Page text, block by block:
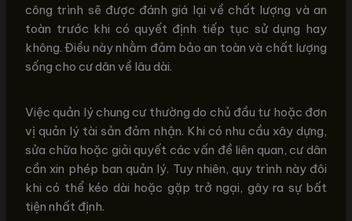
công trình sẽ được đánh giá lại về chất lượng và an
toàn trước khi có quyết định tiếp tục sử dụng hay
không. Điều này nhằm đảm bảo an toàn và chất lượng
sống cho cư dân về lâu dài.
Việc quản lý chung cư thường do chủ đầu tư hoặc đơn
vị quản lý tài sản đảm nhận. Khi có nhu cầu xây dựng,
sửa chữa hoặc giải quyết các vấn đề liên quan, cư dân
cần xin phép ban quản lý. Tuy nhiên, quy trình này đôi
khi có thể kéo dài hoặc gặp trở ngại, gây ra sự bất
tiện nhất định.